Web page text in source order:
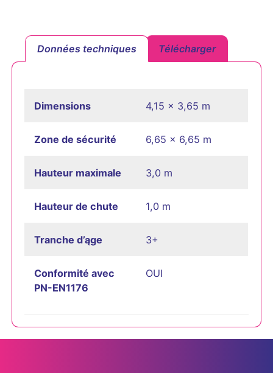
Données techniques Télécharger
Dimensions 4,15 x 3,65 m
Zone de sécurité 6,65 x 6,65 m
Hauteur maximale 3,0 m
Hauteur de chute 1,0 m
Tranche d’ąge 3+
Conformité avec
PN-EN1176
OUI